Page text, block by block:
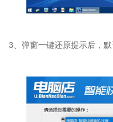
3、弹窗一键还原提示后，默